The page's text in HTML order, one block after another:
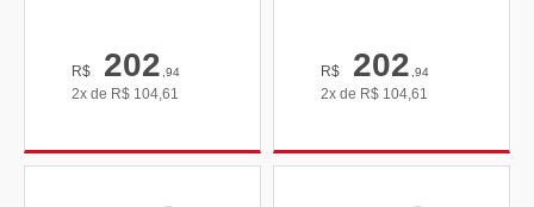
R$ 202,94
2x de R$ 104,61
R$ 202,94
2x de R$ 104,61